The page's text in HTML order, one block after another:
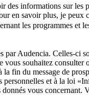
des informations sur
en savoir plus, je
les programmes et
par Audencia. Celles-ci
vous souhaitez
fin du message de
et à la loi
vous concernant.